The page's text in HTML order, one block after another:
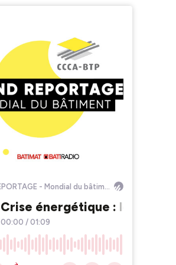
GRAND REPORTAGE - Mondial du bâtiment
Crise énergétique : les
00:00 / 01:09